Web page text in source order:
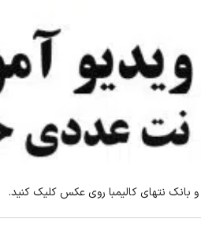
و بانک نتهای کالیمبا روی عکس کلیک کنید.